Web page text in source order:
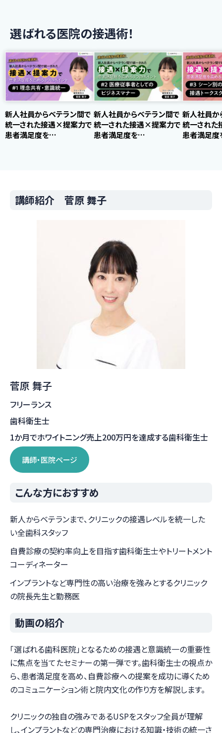
選ばれる医院の接遇術！
新人社員からベテラン間で
統一された接遇×提案力で
患者満足度を…
新人社員からベテラン間で
統一された接遇×提案力で
患者満足度を…
新人社員か
統一され
患者満足
講師紹介 菅原 舞子
菅原 舞子
フリーランス
歯科衛生士
1か月でホワイトニング売上200万円を達成する歯科衛生士
講師・医院ページ
こんな方におすすめ
新人からベテランまで、クリニックの接遇レベルを統一した
い全歯科スタッフ
自費診療の契約率向上を目指す歯科衛生士やトリートメント
コーディネーター
インプラントなど専門性の高い治療を強みとするクリニック
の院長先生と勤務医
動画の紹介
「選ばれる歯科医院」となるための接遇と意識統一の重要性
に焦点を当てたセミナーの第一弾です。歯科衛生士の視点か
ら、患者満足度を高め、自費診療への提案を成功に導くため
のコミュニケーション術と院内文化の作り方を解説します。
クリニックの独自の強みであるUSPをスタッフ全員が理解
し、インプラントなどの専門治療における知識・技術の統一さ